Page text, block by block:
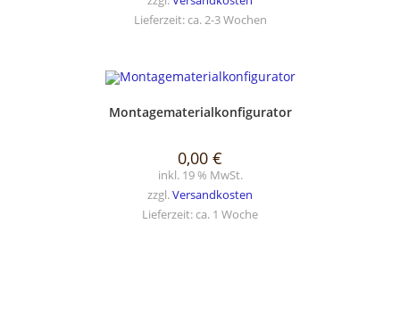
Lieferzeit:ca. 2-3 Wochen
Montagematerialkonfigurator
0,00 €
inkl. 19 % MwSt.
zzgl.Versandkosten
Lieferzeit:ca. 1 Woche